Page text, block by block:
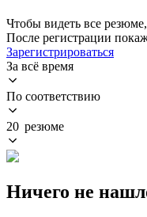
Чтобы видеть все
После регистрации
Зарегистрироваться
За всё время
По соответствию
20 резюме
Ничего не